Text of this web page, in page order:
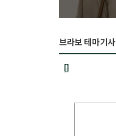
브라보 테마기사
[]